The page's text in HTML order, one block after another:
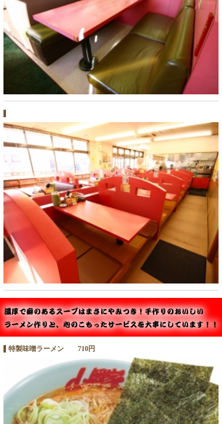
特製味噌ラーメン 710円